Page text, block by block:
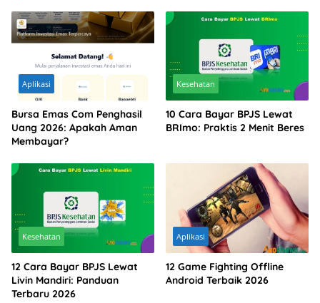
Aplikasi
Bursa Emas Com Penghasil
Uang 2026: Apakah Aman
Membayar?
Kesehatan
10 Cara Bayar BPJS Lewat
BRImo: Praktis 2 Menit Beres
Kesehatan
12 Cara Bayar BPJS Lewat
Livin Mandiri: Panduan
Terbaru 2026
Aplikasi
12 Game Fighting Offline
Android Terbaik 2026